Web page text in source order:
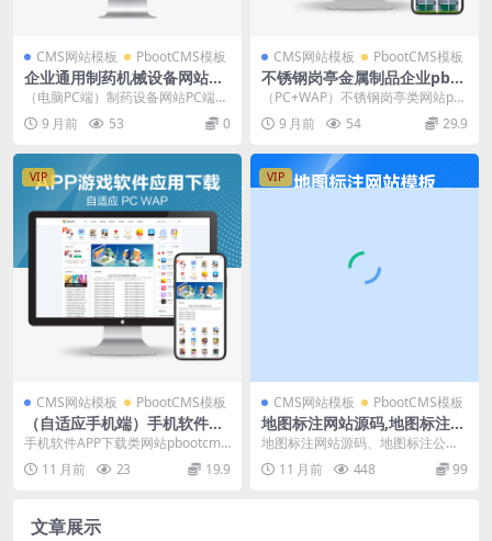
CMS网站模板 PbootCMS模板
企业通用制药机械设备网站PC
端pbootcms网站模板源码下
载
（电脑PC端）制药设备网站PC端模
板pbootcms模板 开源企业网站开
发建设管...
9 月前 53 0
CMS网站模板 PbootCMS模板
不锈钢岗亭金属制品企业pbo
otcms模板网站源码下载
（PC+WAP）不锈钢岗亭类网站pb
ootcms模板 金属制品企业网站源码
下载 ...
9 月前 54 29.9
VIP
CMS网站模板 PbootCMS模板
（自适应手机端）手机软件AP
P下载类网站Pbootcms模板
游戏软件应用网站源码 模板自
适应手机端
手机软件APP下载类网站pbootcms
模板 游戏软件应用网站源码 模板自
适应手...
11 月前 23 19.9
VIP
CMS网站模板 PbootCMS模板
地图标注网站源码,地图标注公
司源码,线下商家企业地图标注
服务,店铺地图定位网站
地图标注网站源码、地图标注公司
源码、线下商家企业地图标注服
务、店铺地图定位网站源...
11 月前 448 99
文章展示